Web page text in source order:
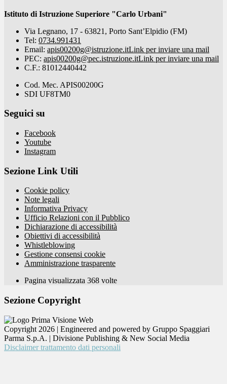
Istituto di Istruzione Superiore "Carlo Urbani"
Via Legnano, 17 - 63821, Porto Sant’Elpidio (FM)
Tel: 0734.991431
Email: apis00200g@istruzione.itLink per inviare una mail
PEC: apis00200g@pec.istruzione.itLink per inviare una mail
C.F.: 81012440442
Cod. Mec. APIS00200G
SDI UF8TM0
Seguici su
Facebook
Youtube
Instagram
Sezione Link Utili
Cookie policy
Note legali
Informativa Privacy
Ufficio Relazioni con il Pubblico
Dichiarazione di accessibilità
Obiettivi di accessibilità
Whistleblowing
Gestione consensi cookie
Amministrazione trasparente
Pagina visualizzata 368 volte
Sezione Copyright
Copyright 2026 | Engineered and powered by Gruppo Spaggiari
Parma S.p.A. | Divisione Publishing & New Social Media
Disclaimer trattamento dati personali